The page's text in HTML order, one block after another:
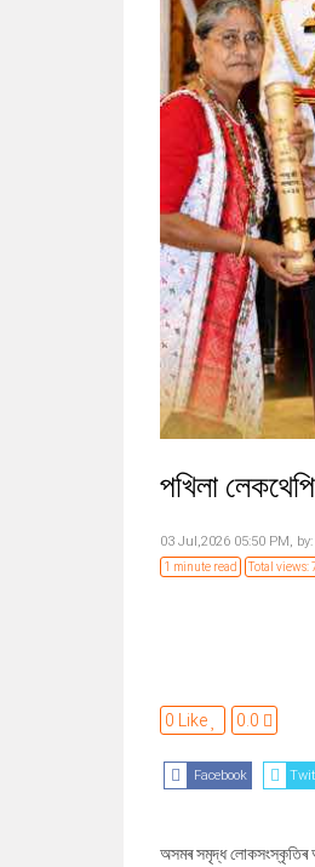
পখিলা
03 Jul,2026 05:50 PM, by:
1 minute read Total views:
0 Like 0.0
Facebook
অসমৰ সমৃদ্ধ লোকসংস্কৃতিৰ